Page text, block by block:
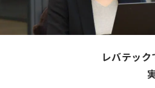
レバテッ